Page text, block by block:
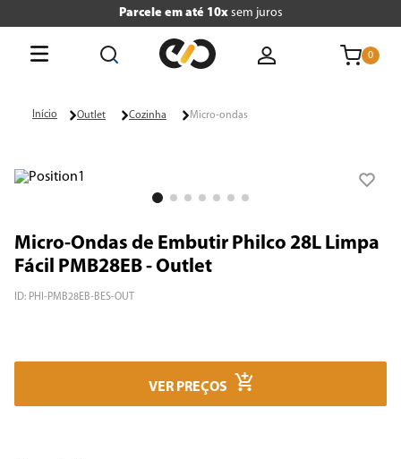
Parcele em até 10xsem juros
0
Outlet Cozinha Micro-ondas
Micro-Ondas de Embutir Philco 28L Limpa
Fácil PMB28EB - Outlet
ID: PHI-PMB28EB-BES-OUT
VER PREÇOS
3º air fryer
4º microondas
7º liquidificador